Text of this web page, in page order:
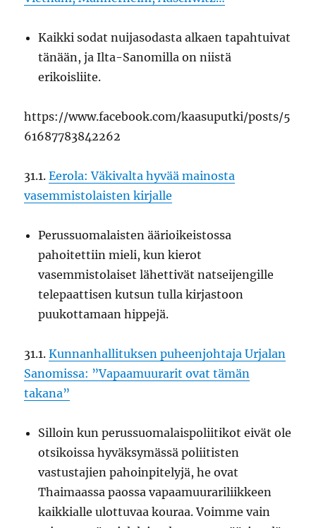
Kaikki sodat nuijasodasta alkaen tapahtuivat
tänään, ja Ilta-Sanomilla on niistä
erikoisliite.
https://www.facebook.com/kaasuputki/posts/5
61687783842262
31.1.Eerola: Väkivalta hyvää mainosta
vasemmistolaisten kirjalle
Perussuomalaisten äärioikeistossa
pahoitettiin mieli, kun kierot
vasemmistolaiset lähettivät natseijengille
telepaattisen kutsun tulla kirjastoon
puukottamaan hippejä.
31.1.Kunnanhallituksen puheenjohtaja Urjalan
Sanomissa: ”Vapaamuurarit ovat tämän
takana”
Silloin kun perussuomalaispoliitikot eivät ole
otsikoissa hyväksymässä poliitisten
vastustajien pahoinpitelyjä, he ovat
Thaimaassa paossa vapaamuurariliikkeen
kaikkialle ulottuvaa kouraa. Voimme vain